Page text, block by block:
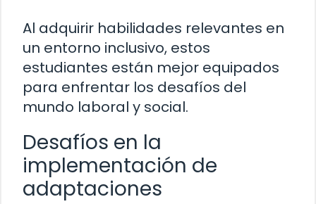
Al adquirir habilidades relevantes en
un entorno inclusivo, estos
estudiantes están mejor equipados
para enfrentar los desafíos del
mundo laboral y social.
Desafíos en la
implementación de
adaptaciones